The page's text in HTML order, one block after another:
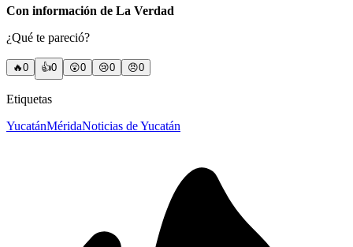
Con información de La Verdad
¿Qué te pareció?
🔥0 👍0 😲0 😢0 😠0
Etiquetas
YucatánMéridaNoticias de Yucatán